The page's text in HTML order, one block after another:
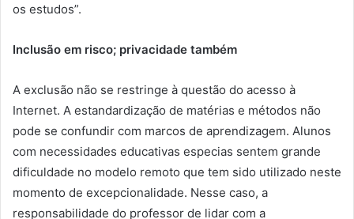
os estudos”.
Inclusão em risco; privacidade também
A exclusão não se restringe à questão do acesso à
Internet. A estandardização de matérias e métodos não
pode se confundir com marcos de aprendizagem. Alunos
com necessidades educativas especias sentem grande
dificuldade no modelo remoto que tem sido utilizado neste
momento de excepcionalidade. Nesse caso, a
responsabilidade do professor de lidar com a